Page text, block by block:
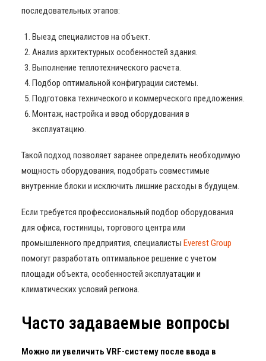
последовательных этапов:
Выезд специалистов на объект.
Анализ архитектурных особенностей здания.
Выполнение теплотехнического расчета.
Подбор оптимальной конфигурации системы.
Подготовка технического и коммерческого предложения.
Монтаж, настройка и ввод оборудования в
эксплуатацию.
Такой подход позволяет заранее определить необходимую
мощность оборудования, подобрать совместимые
внутренние блоки и исключить лишние расходы в будущем.
Если требуется профессиональный подбор оборудования
для офиса, гостиницы, торгового центра или
промышленного предприятия, специалисты Everest Group
помогут разработать оптимальное решение с учетом
площади объекта, особенностей эксплуатации и
климатических условий региона.
Часто задаваемые вопросы
Можно ли увеличить VRF-систему после ввода в